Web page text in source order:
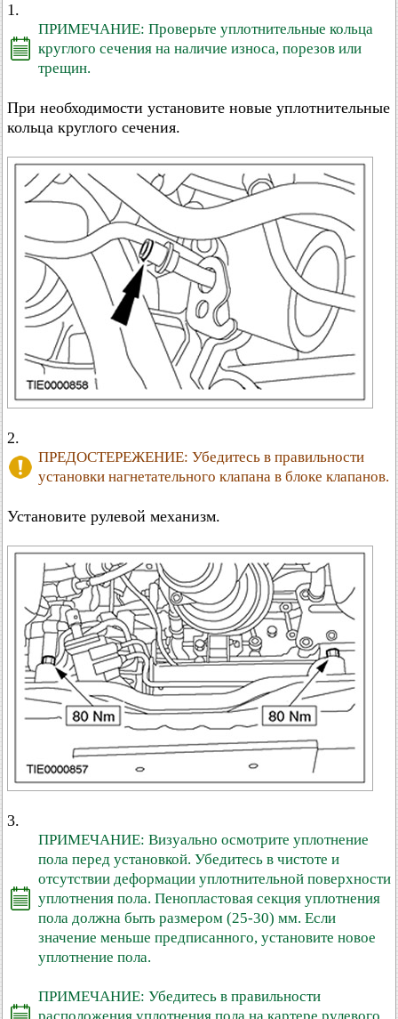
1.
ПРИМЕЧАНИЕ: Проверьте уплотнительные кольца
круглого сечения на наличие износа, порезов или
трещин.
При необходимости установите новые уплотнительные
кольца круглого сечения.
2.
ПРЕДОСТЕРЕЖЕНИЕ: Убедитесь в правильности
установки нагнетательного клапана в блоке клапанов.
Установите рулевой механизм.
3.
ПРИМЕЧАНИЕ: Визуально осмотрите уплотнение
пола перед установкой. Убедитесь в чистоте и
отсутствии деформации уплотнительной поверхности
уплотнения пола. Пенопластовая секция уплотнения
пола должна быть размером (25-30) мм. Если
значение меньше предписанного, установите новое
уплотнение пола.
ПРИМЕЧАНИЕ: Убедитесь в правильности